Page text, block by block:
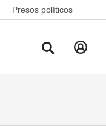
Presos políticos